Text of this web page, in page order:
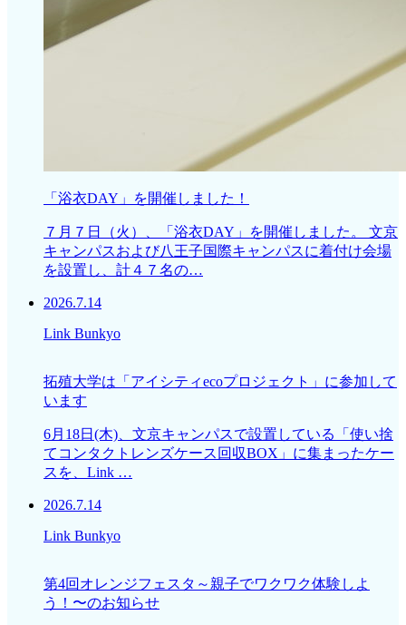
「浴衣DAY」を開催しました！
７月７日（火）、「浴衣DAY」を開催しました。 文京
キャンパスおよび八王子国際キャンパスに着付け会場
を設置し、計４７名の…
2026.7.14
Link Bunkyo
拓殖大学は「アイシティecoプロジェクト」に参加して
います
6月18日(木)、文京キャンパスで設置している「使い捨
てコンタクトレンズケース回収BOX」に集まったケー
スを、Link …
2026.7.14
Link Bunkyo
第4回オレンジフェスタ～親子でワクワク体験しよ
う！〜のお知らせ